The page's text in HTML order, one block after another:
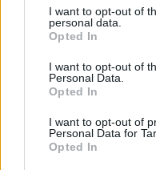
not limited to your visit or
grant or deny consent to
use your data for below
consent section.
I want to opt-out of
personal data.
Opted In
I want to opt-out of
Personal Data.
Opted In
I want to opt-out of
Personal Data for
Opted In
Óriási hajrában, utolsó
körben, Bezzecchi a
részletek
előző hírek